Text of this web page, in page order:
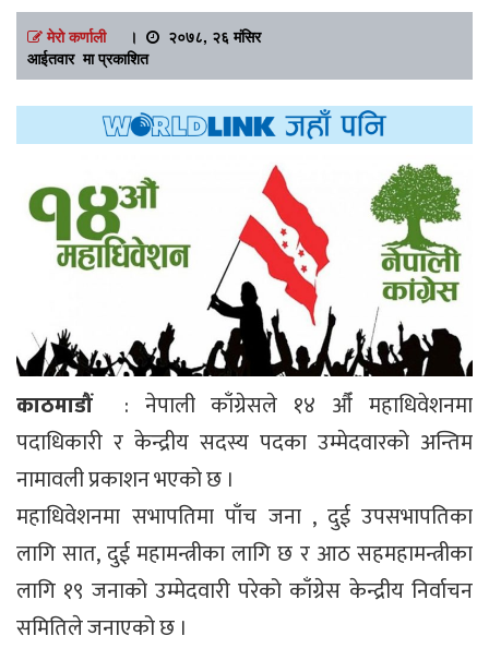
मेरो कर्णाली।
२०७८, २६ मंसिर
आईतवार मा प्रकाशित
काठमाडौं: नेपाली काँग्रेसले १४ औँ महाधिवेशनमा
पदाधिकारी र केन्द्रीय सदस्य पदका उम्मेदवारको अन्तिम
नामावली प्रकाशन भएको छ ।
महाधिवेशनमा सभापतिमा पाँच जना , दुई उपसभापतिका
लागि सात, दुई महामन्त्रीका लागि छ र आठ सहमहामन्त्रीका
लागि १९ जनाको उम्मेदवारी परेको काँग्रेस केन्द्रीय निर्वाचन
समितिले जनाएको छ ।